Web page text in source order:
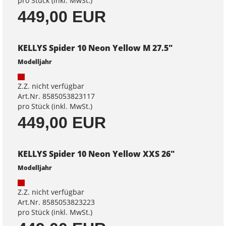
449,00 EUR
KELLYS Spider 10 Neon Yellow M 27.5"
Modelljahr
Z.Z. nicht verfügbar
Art.Nr. 8585053823117
pro Stück (inkl. MwSt.)
449,00 EUR
KELLYS Spider 10 Neon Yellow XXS 26"
Modelljahr
Z.Z. nicht verfügbar
Art.Nr. 8585053823223
pro Stück (inkl. MwSt.)